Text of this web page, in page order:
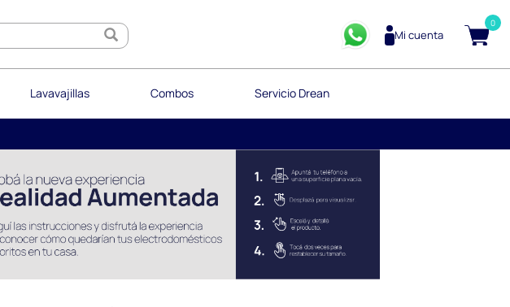
Mi cuenta
0
Lavavajillas Combos Servicio Drean